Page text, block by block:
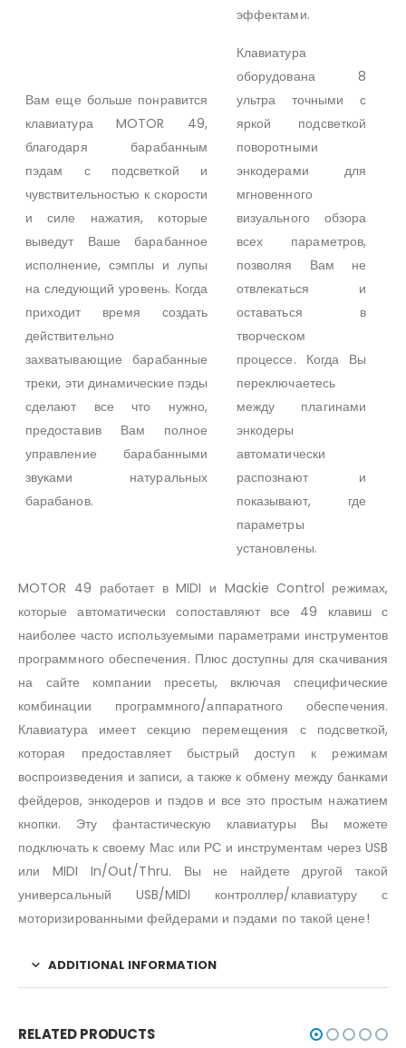
эффектами.
Вам еще больше понравится
клавиатура MOTOR 49,
благодаря барабанным
пэдам с подсветкой и
чувствительностью к скорости
и силе нажатия, которые
выведут Ваше барабанное
исполнение, сэмплы и лупы
на следующий уровень. Когда
приходит время создать
действительно
захватывающие барабанные
треки, эти динамические пэды
сделают все что нужно,
предоставив Вам полное
управление барабанными
звуками натуральных
барабанов.
Клавиатура
оборудована 8
ультра точными с
яркой подсветкой
поворотными
энкодерами для
мгновенного
визуального обзора
всех параметров,
позволяя Вам не
отвлекаться и
оставаться в
творческом
процессе. Когда Вы
переключаетесь
между плагинами
энкодеры
автоматически
распознают и
показывают, где
параметры
установлены.
MOTOR 49 работает в MIDI и Mackie Control режимах,
которые автоматически сопоставляют все 49 клавиш с
наиболее часто используемыми параметрами инструментов
программного обеспечения. Плюс доступны для скачивания
на сайте компании пресеты, включая специфические
комбинации программного/аппаратного обеспечения.
Клавиатура имеет секцию перемещения с подсветкой,
которая предоставляет быстрый доступ к режимам
воспроизведения и записи, а также к обмену между банками
фейдеров, энкодеров и пэдов и все это простым нажатием
кнопки. Эту фантастическую клавиатуры Вы можете
подключать к своему Мас или РС и инструментам через USB
или MIDI In/Out/Thru. Вы не найдете другой такой
универсальный USB/MIDI контроллер/клавиатуру с
моторизированными фейдерами и пэдами по такой цене!
ADDITIONAL INFORMATION
RELATED PRODUCTS